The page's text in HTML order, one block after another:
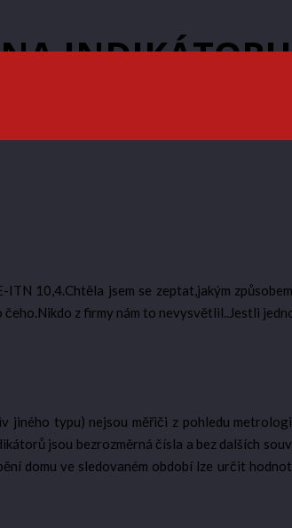
10,4.Chtěla jsem se zeptat,jakým
z firmy nám to nevysvětlil..Jestli
jiného typu) nejsou měřiči z pohledu
jsou bezrozměrná čísla a bez dalších
domu ve sledovaném období lze určit